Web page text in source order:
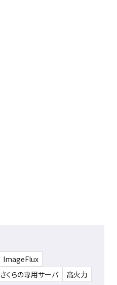
ImageFlux
さくらの専用サーバ
高火力